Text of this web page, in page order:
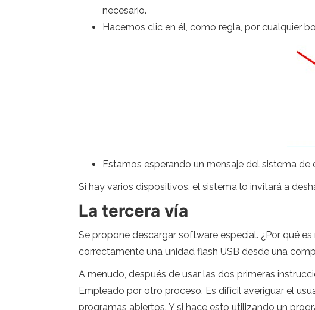
necesario.
Hacemos clic en él, como regla, por cualquier
Estamos esperando un mensaje del sistema
Si hay varios dispositivos, el sistema lo invitará a
La tercera vía
Se propone descargar software especial. ¿Por qué
correctamente una unidad flash USB desde una
A menudo, después de usar las dos primeras
Empleado por otro proceso. Es difícil averiguar el
programas abiertos. Y si hace esto utilizando un